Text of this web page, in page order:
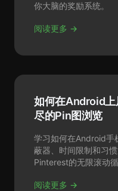
你大脑的奖励系统。
阅读更多 →
如何在Android
尽的Pin图浏览
学习如何在Android手
蔽器、时间限制和习
Pinterest的无限滚动循
阅读更多 →